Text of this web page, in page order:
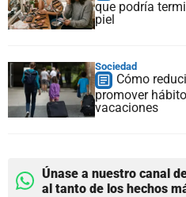
que podría
piel
Sociedad
Cómo
promover
vacaciones
Únase a nuestro canal
al tanto de los hechos